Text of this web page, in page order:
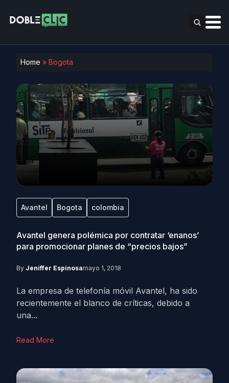
Home » Bogota
Avantel Bogota colombia
Avantel genera polémica por contratar ‘enanos’
para promocionar planes de “precios bajos”
By Jeniffer Espinosamayo 1, 2018
La empresa de telefonía móvil Avantel, ha sido
recientemente el blanco de críticas, debido a
una...
Read More